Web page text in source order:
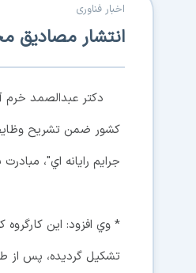
اخبار فناوری
انتشار مصادیق
دكتر عبدالصمد خرم
جرايم رايانه اي"،
* وي افزود: اين